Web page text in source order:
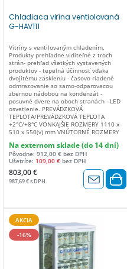
Chladiaca virína ventiolovaná
G-HAV111
Vitríny s ventilovaným chladením.
Produkty prehľadne viditeľné z troch
strán- prehľad všetkých vystavených
produktov - tepelná účinnosť vďaka
dvojitému zaskleniu - časovo riadené
odmrazovanie so samo-odparovacou
zbernou nádobou na kondenzát -
posuvné dvere na oboch stranách - LED
osvetlenie. PREVÁDZKOVÁ
TEPLOTA/PREVÁDZKOVÁ TEPLOTA
+2°C/+8°C VONKAJŠIE ROZMERY 1110 x
510 x 550(v) mm VNÚTORNÉ ROZMERY
MAX. PREVÁDZKOVÁ TEPLOTA +28°C /
60% hod. TYP CHLADENIA vetrané TYP
ODMRAZOVANIA automatické TYP
CHLADIACEHO PLYNU R600a PLYN (gr.) 60
ODPAROVANIE KONDENZOVANEJ VODY
automatické REGULÁCIA TEPLOTY
220-240V / 50Hz KONŠTRUKČNÝ
MATERIÁL nehrdzavejúca oceľ AISI 430 +
plast + sklo ZMENA OTVÁRANIA DVERÍ
posuvné dvere na oboch stranách
VNÚTORNÉ SVETLO led DODANÉ
PRÍSLUŠENSTVO 1 mriežka 390 x 752 mm
ENERGETICKÁ TRIEDA C ČISTÁ
HMOTNOSŤ (Kg) 70 HRUBÁ HMOTNOSŤ
Na externom sklade (do 14 dní)
Pôvodne: 912,00 € bez DPH
Ušetríte: 109,00 € bez DPH
803,00 €
987,69 € s DPH
AKCIA
-16%